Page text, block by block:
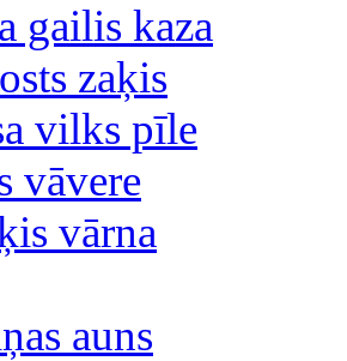
gailis kaza
zaķis
vilks pīle
vāvere
vārna
auns